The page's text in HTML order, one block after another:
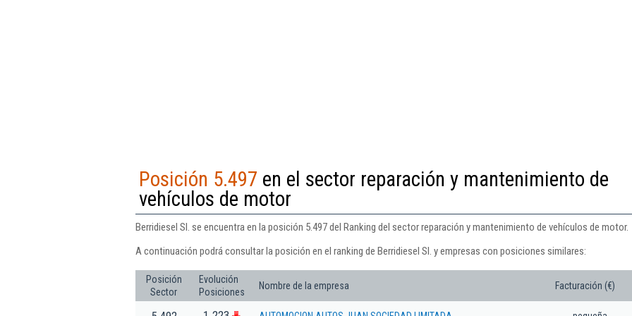
Posición 5.497 en el sector reparación y mantenimiento de
vehículos de motor
Berridiesel Sl. se encuentra en la posición 5.497 del Ranking del sector reparación y mantenimiento de vehículos de motor.
A continuación podrá consultar la posición en el ranking de Berridiesel Sl. y empresas con posiciones similares:
Posición
Sector
Evolución
Posiciones
Nombre de la empresa Facturación (€)